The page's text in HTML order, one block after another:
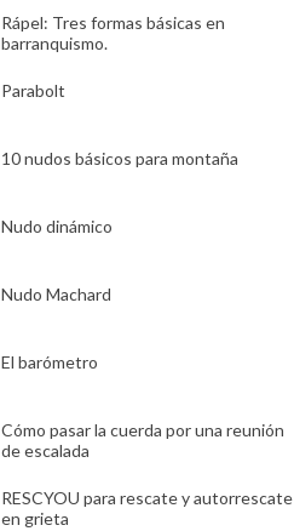
Rápel: Tres formas básicas en
barranquismo.
Parabolt
10 nudos básicos para montaña
Nudo dinámico
Nudo Machard
El barómetro
Cómo pasar la cuerda por una reunión
de escalada
RESCYOU para rescate y autorrescate
en grieta